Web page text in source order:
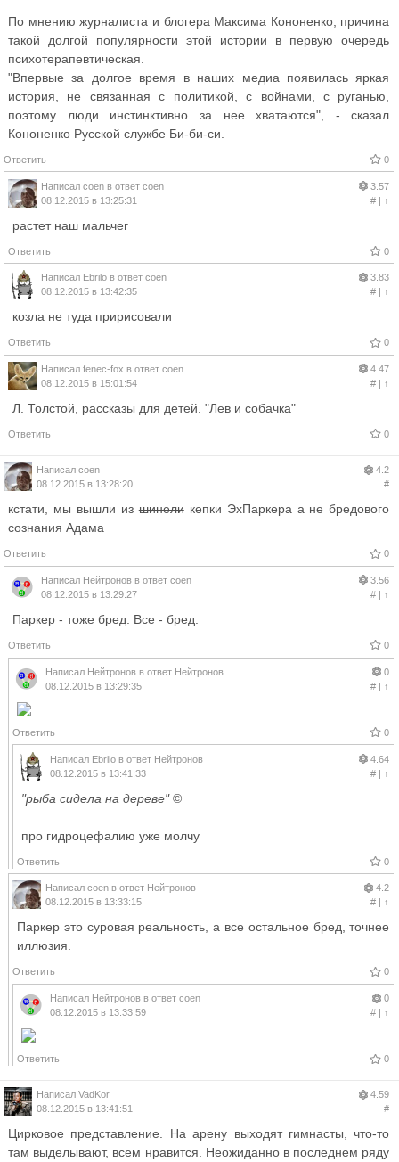
По мнению журналиста и блогера Максима Кононенко, причина
такой долгой популярности этой истории в первую очередь
психотерапевтическая.
"Впервые за долгое время в наших медиа появилась яркая
история, не связанная с политикой, с войнами, с руганью,
поэтому люди инстинктивно за нее хватаются", - сказал
Кононенко Русской службе Би-би-си.
Ответить 0
Написал coen в ответ coen
08.12.2015 в 13:25:31
3.57
#| ↑
растет наш мальчег
Ответить 0
Написал Ebrilo в ответ coen
08.12.2015 в 13:42:35
3.83
#| ↑
козла не туда пририсовали
Ответить 0
Написал fenec-fox в ответ coen
08.12.2015 в 15:01:54
4.47
#| ↑
Л. Толстой, рассказы для детей. "Лев и собачка"
Ответить 0
Написал coen
08.12.2015 в 13:28:20
4.2
#
кстати, мы вышли изшинеликепки ЭхПаркера а не бредового
сознания Адама
Ответить 0
Написал Нейтронов в ответ coen
08.12.2015 в 13:29:27
3.56
#| ↑
Паркер - тоже бред. Все - бред.
Ответить 0
Написал Нейтронов в ответ Нейтронов
08.12.2015 в 13:29:35
0
#| ↑
Ответить 0
Написал Ebrilo в ответ Нейтронов
08.12.2015 в 13:41:33
4.64
#| ↑
"рыба сидела на дереве"©
про гидроцефалию уже молчу
Ответить 0
Написал coen в ответ Нейтронов
08.12.2015 в 13:33:15
4.2
#| ↑
Паркер это суровая реальность, а все остальное бред, точнее
иллюзия.
Ответить 0
Написал Нейтронов в ответ coen
08.12.2015 в 13:33:59
0
#| ↑
Ответить 0
Написал VadKor
08.12.2015 в 13:41:51
4.59
#
Цирковое представление. На арену выходят гимнасты, что-то
там выделывают, всем нравится. Неожиданно в последнем ряду